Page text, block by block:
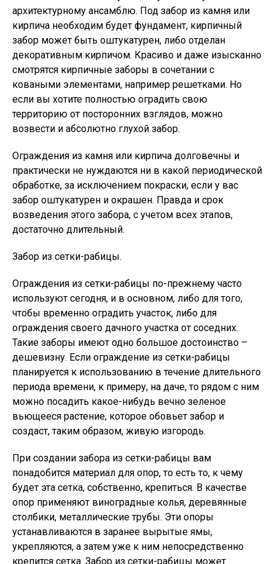
архитектурному ансамблю. Под забор из камня или
кирпича необходим будет фундамент, кирпичный
забор может быть оштукатурен, либо отделан
декоративным кирпичом. Красиво и даже изысканно
смотрятся кирпичные заборы в сочетании с
коваными элементами, например решетками. Но
если вы хотите полностью оградить свою
территорию от посторонних взглядов, можно
возвести и абсолютно глухой забор.
Ограждения из камня или кирпича долговечны и
практически не нуждаются ни в какой периодической
обработке, за исключением покраски, если у вас
забор оштукатурен и окрашен. Правда и срок
возведения этого забора, с учетом всех этапов,
достаточно длительный.
Забор из сетки-рабицы.
Ограждения из сетки-рабицы по-прежнему часто
используют сегодня, и в основном, либо для того,
чтобы временно оградить участок, либо для
ограждения своего дачного участка от соседних.
Такие заборы имеют одно большое достоинство –
дешевизну. Если ограждение из сетки-рабицы
планируется к использованию в течение длительного
периода времени, к примеру, на даче, то рядом с ним
можно посадить какое-нибудь вечно зеленое
вьющееся растение, которое обовьет забор и
создаст, таким образом, живую изгородь.
При создании забора из сетки-рабицы вам
понадобится материал для опор, то есть то, к чему
будет эта сетка, собственно, крепиться. В качестве
опор применяют виноградные колья, деревянные
столбики, металлические трубы. Эти опоры
устанавливаются в заранее вырытые ямы,
укрепляются, а затем уже к ним непосредственно
крепится сетка. Забор из сетки-рабицы может